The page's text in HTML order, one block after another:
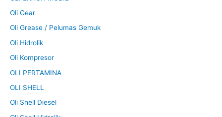
Oli Gear
Oli Grease / Pelumas Gemuk
Oli Hidrolik
Oli Kompresor
OLI PERTAMINA
OLI SHELL
Oli Shell Diesel